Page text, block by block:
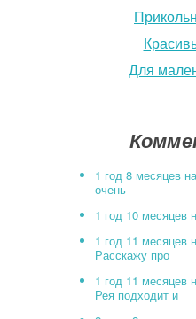
Для
1 год 8 месяцев
очень
1 год 10 месяцев
1 год 11 месяцев
Расскажу про
1 год 11 месяцев
Рея подходит и